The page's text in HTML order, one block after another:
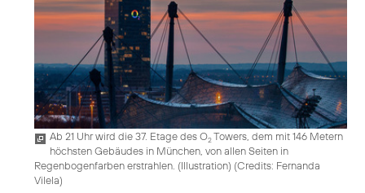
Ab 21 Uhr wird die 37. Etage des O2Towers, dem mit 146 Metern
höchsten Gebäudes in München, von allen Seiten in
Regenbogenfarben erstrahlen. (Illustration) (Credits: Fernanda
Vilela)